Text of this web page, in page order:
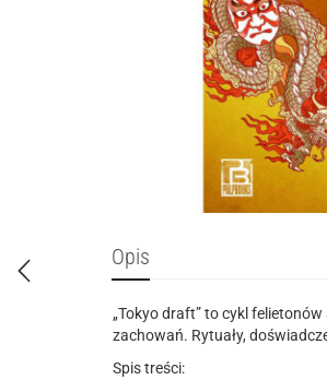
Opis
„Tokyo draft” to cykl
zachowań. Rytuały,
Spis treści: